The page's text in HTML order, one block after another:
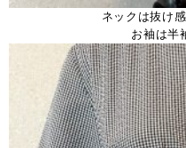
ネックは抜け
お袖は半